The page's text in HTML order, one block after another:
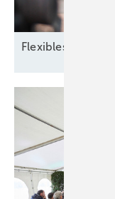
Flexibles